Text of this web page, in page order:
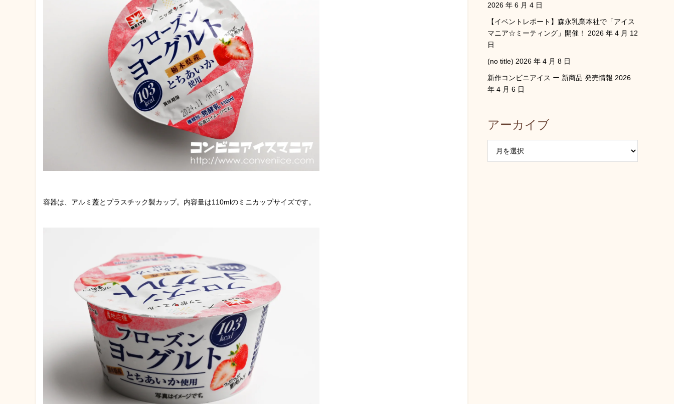
容器は、アルミ蓋とプラスチック製カップ。内容量は110mlのミニカップサイズです。
2026 年 6 月 4 日
【イベントレポート】森永乳業本社で「アイス
マニア☆ミーティング」開催！
2026 年 4 月 12
日
(no title) 2026 年 4 月 8 日
新作コンビニアイス ー 新商品 発売情報 2026
年 4 月 6 日
アーカイブ